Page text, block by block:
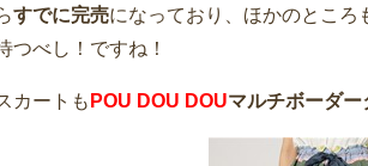
すでに完売になっており、ほかのところ
つべし！ですね！
カートも POU DOU DOUマルチボーダー